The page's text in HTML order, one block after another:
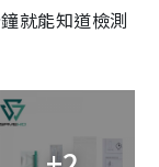
就能知道檢測